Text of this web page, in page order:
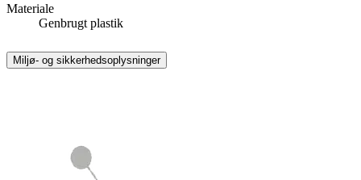
Materiale
Genbrugt plastik
Miljø- og sikkerhedsoplysninger